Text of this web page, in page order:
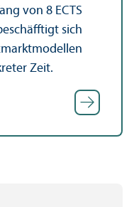
von 8 ECTS
sich
Zeit.